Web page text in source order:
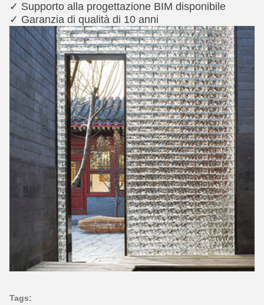
✓ Supporto alla progettazione BIM disponibile
✓ Garanzia di qualità di 10 anni
Tags: